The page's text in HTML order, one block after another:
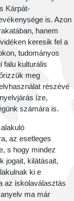
Kárpát-
is. Azon
hanem
keresik fel a
tudományos
falu kulturális
meg
részévé
íze,
számára is.
az esetleges
s hogy mindez
jogait, kilátásait,
ki e
az iskolaválasztás
ma már